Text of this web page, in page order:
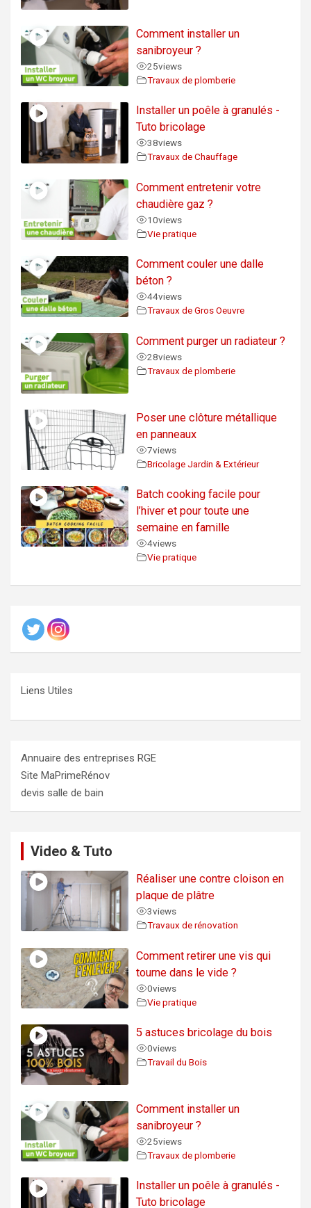
Comment installer un
sanibroyeur ?
25views
Travaux de plomberie
Installer un poêle à granulés -
Tuto bricolage
38views
Travaux de Chauffage
Comment entretenir votre
chaudière gaz ?
10views
Vie pratique
Comment couler une dalle
béton ?
44views
Travaux de Gros Oeuvre
Comment purger un radiateur ?
28views
Travaux de plomberie
Poser une clôture métallique
en panneaux
7views
Bricolage Jardin & Extérieur
Batch cooking facile pour
l’hiver et pour toute une
semaine en famille
4views
Vie pratique
Liens Utiles
Annuaire des entreprises RGE
Site MaPrimeRénov
devis salle de bain
Video & Tuto
Réaliser une contre cloison en
plaque de plâtre
3views
Travaux de rénovation
Comment retirer une vis qui
tourne dans le vide ?
0views
Vie pratique
5 astuces bricolage du bois
0views
Travail du Bois
Comment installer un
sanibroyeur ?
25views
Travaux de plomberie
Installer un poêle à granulés -
Tuto bricolage